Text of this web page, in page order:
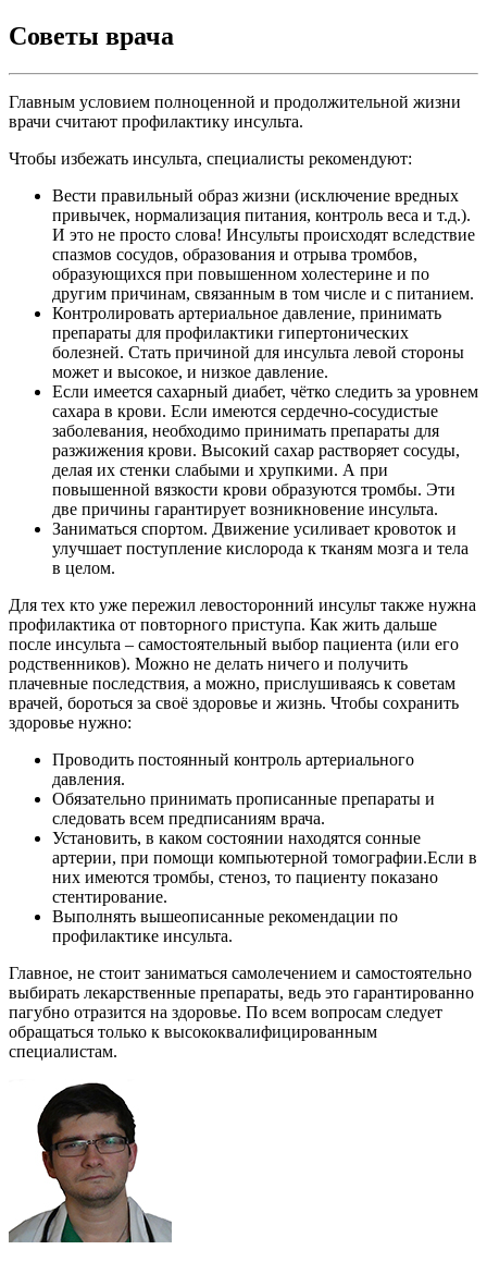
Советы врача
Главным условием полноценной и продолжительной жизни
врачи считают профилактику инсульта.
Чтобы избежать инсульта, специалисты рекомендуют:
Вести правильный образ жизни (исключение вредных
привычек, нормализация питания, контроль веса и т.д.).
И это не просто слова! Инсульты происходят вследствие
спазмов сосудов, образования и отрыва тромбов,
образующихся при повышенном холестерине и по
другим причинам, связанным в том числе и с питанием.
Контролировать артериальное давление, принимать
препараты для профилактики гипертонических
болезней. Стать причиной для инсульта левой стороны
может и высокое, и низкое давление.
Если имеется сахарный диабет, чётко следить за уровнем
сахара в крови. Если имеются сердечно-сосудистые
заболевания, необходимо принимать препараты для
разжижения крови. Высокий сахар растворяет сосуды,
делая их стенки слабыми и хрупкими. А при
повышенной вязкости крови образуются тромбы. Эти
две причины гарантирует возникновение инсульта.
Заниматься спортом. Движение усиливает кровоток и
улучшает поступление кислорода к тканям мозга и тела
в целом.
Для тех кто уже пережил левосторонний инсульт также нужна
профилактика от повторного приступа. Как жить дальше
после инсульта – самостоятельный выбор пациента (или его
родственников). Можно не делать ничего и получить
плачевные последствия, а можно, прислушиваясь к советам
врачей, бороться за своё здоровье и жизнь. Чтобы сохранить
здоровье нужно:
Проводить постоянный контроль артериального
давления.
Обязательно принимать прописанные препараты и
следовать всем предписаниям врача.
Установить, в каком состоянии находятся сонные
артерии, при помощи компьютерной томографии.Если в
них имеются тромбы, стеноз, то пациенту показано
стентирование.
Выполнять вышеописанные рекомендации по
профилактике инсульта.
Главное, не стоит заниматься самолечением и самостоятельно
выбирать лекарственные препараты, ведь это гарантированно
пагубно отразится на здоровье. По всем вопросам следует
обращаться только к высококвалифицированным
специалистам.